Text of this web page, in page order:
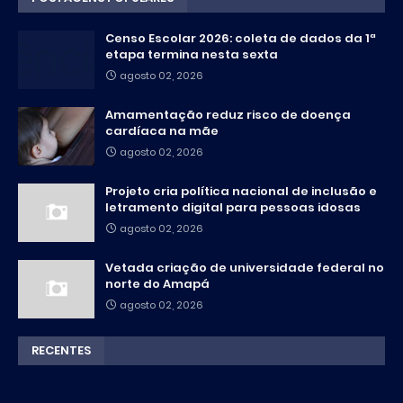
Censo Escolar 2026: coleta de dados da 1ª
etapa termina nesta sexta
agosto 02, 2026
Amamentação reduz risco de doença
cardíaca na mãe
agosto 02, 2026
Projeto cria política nacional de inclusão e
letramento digital para pessoas idosas
agosto 02, 2026
Vetada criação de universidade federal no
norte do Amapá
agosto 02, 2026
RECENTES